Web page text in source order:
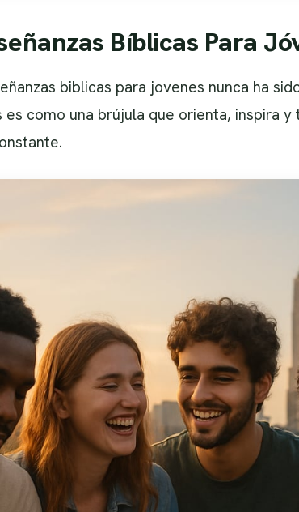
Bíblicas Para
biblicas para jovenes nunca ha
como una brújula que orienta, inspira